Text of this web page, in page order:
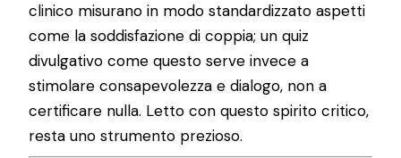
clinico misurano in modo standardizzato aspetti
come la soddisfazione di coppia; un quiz
divulgativo come questo serve invece a
stimolare consapevolezza e dialogo, non a
certificare nulla. Letto con questo spirito critico,
resta uno strumento prezioso.